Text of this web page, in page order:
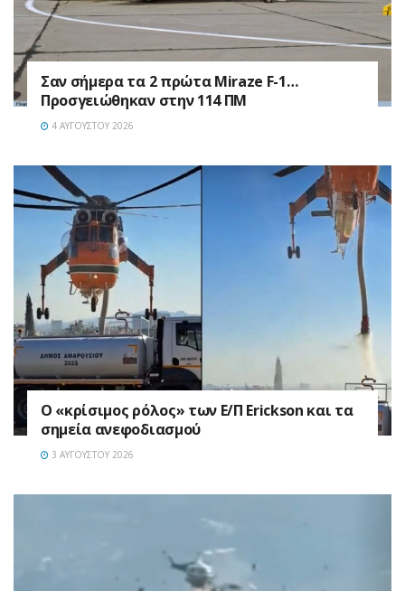
Σαν σήμερα τα 2 πρώτα Miraze F-1…
Προσγειώθηκαν στην 114 ΠΜ
4 ΑΥΓΟΎΣΤΟΥ 2026
Ο «κρίσιμος ρόλος» των Ε/Π Erickson και τα
σημεία ανεφοδιασμού
3 ΑΥΓΟΎΣΤΟΥ 2026